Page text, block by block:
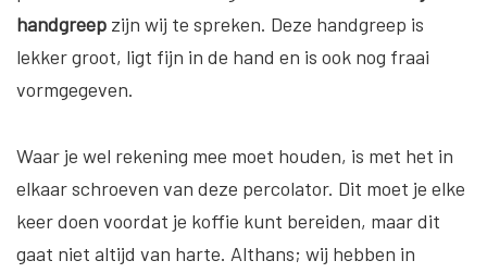
handgreep zijn wij te spreken. Deze handgreep is
lekker groot, ligt fijn in de hand en is ook nog fraai
vormgegeven.
Waar je wel rekening mee moet houden, is met het in
elkaar schroeven van deze percolator. Dit moet je elke
keer doen voordat je koffie kunt bereiden, maar dit
gaat niet altijd van harte. Althans; wij hebben in